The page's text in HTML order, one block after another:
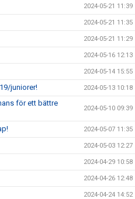
2024-05-21 11:39
2024-05-21 11:35
2024-05-21 11:29
2024-05-16 12:13
2024-05-14 15:55
juniorer! 2024-05-13 10:18
för ett bättre
2024-05-10 09:39
2024-05-07 11:35
2024-05-03 12:27
2024-04-29 10:58
2024-04-26 12:48
2024-04-24 14:52